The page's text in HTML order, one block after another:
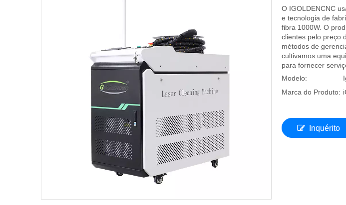
O IGOLDENCNC
e tecnologia de
fibra 1000W. O
clientes pelo preço
métodos de
cultivamos uma
para fornecer
Modelo:
Marca do Produto:
Inquérito